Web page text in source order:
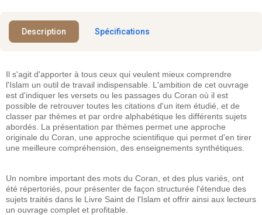
Description Spécifications
Il s'agit d'apporter à tous ceux qui veulent mieux comprendre
l'Islam un outil de travail indispensable. L'ambition de cet ouvrage
est d'indiquer les versets ou les passages du Coran où il est
possible de retrouver toutes les citations d'un item étudié, et de
classer par thèmes et par ordre alphabétique les différents sujets
abordés. La présentation par thèmes permet une approche
originale du Coran, une approche scientifique qui permet d'en tirer
une meilleure compréhension, des enseignements synthétiques.
Un nombre important des mots du Coran, et des plus variés, ont
été répertoriés, pour présenter de façon structurée l'étendue des
sujets traités dans le Livre Saint de l'Islam et offrir ainsi aux lecteurs
un ouvrage complet et profitable.